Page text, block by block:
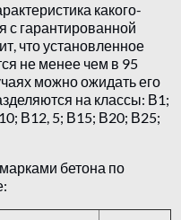
какого-
с гарантированной
что установленное
не менее чем в 95
можно ожидать его
на классы: В1;
В12, 5; В15; В20; В25;
бетона по